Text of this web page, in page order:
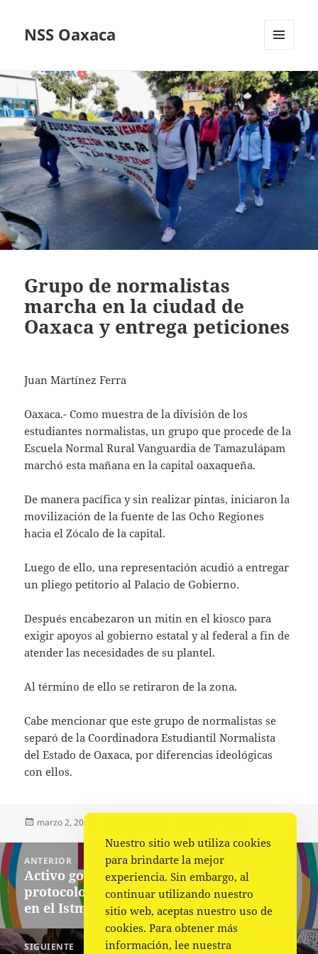
NSS Oaxaca
WIDGETS
Grupo de normalistas
marcha en la ciudad de
Oaxaca y entrega peticiones
Juan Martínez Ferra
Oaxaca.- Como muestra de la división de los
estudiantes normalistas, un grupo que procede de la
Escuela Normal Rural Vanguardia de Tamazulápam
marchó esta mañana en la capital oaxaqueña.
De manera pacífica y sin realizar pintas, iniciaron la
movilización de la fuente de las Ocho Regiones
hacia el Zócalo de la capital.
Luego de ello, una representación acudió a entregar
un pliego petitorio al Palacio de Gobierno.
Después encabezaron un mitin en el kiosco para
exigir apoyos al gobierno estatal y al federal a fin de
atender las necesidades de su plantel.
Al término de ello se retiraron de la zona.
Cabe mencionar que este grupo de normalistas se
separó de la Coordinadora Estudiantil Normalista
del Estado de Oaxaca, por diferencias ideológicas
con ellos.
Publicado
marzo 2, 2023
Navegación
de
entradas
ANTERIOR
Entrada
anterior:
Activo gobierno del estado de Oaxaca
protocolos de evaluación por sismo de 5.8
en el Istmo
SIGUIENTE
Nuestro sitio web utiliza cookies
para brindarte la mejor
experiencia. Sin embargo, al
continuar utilizando nuestro
sitio web, aceptas nuestro uso de
cookies. Para obtener más
información, lee nuestra